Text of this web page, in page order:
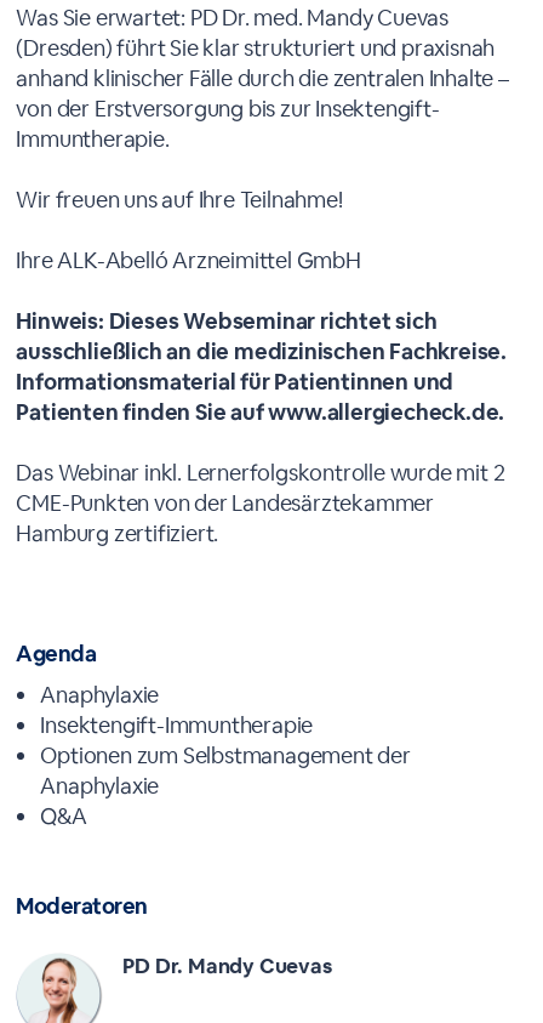
Was Sie erwartet: PD Dr. med. Mandy Cuevas
(Dresden) führt Sie klar strukturiert und praxisnah
anhand klinischer Fälle durch die zentralen Inhalte –
von der Erstversorgung bis zur Insektengift-
Immuntherapie.
Wir freuen uns auf Ihre Teilnahme!
Ihre ALK-Abelló Arzneimittel GmbH
Hinweis: Dieses Webseminar richtet sich
ausschließlich an die medizinischen Fachkreise.
Informationsmaterial für Patientinnen und
Patienten finden Sie aufwww.allergiecheck.de.
Das Webinar inkl. Lernerfolgskontrolle wurde mit 2
CME-Punkten von der Landesärztekammer
Hamburg zertifiziert.
Agenda
Anaphylaxie
Insektengift-Immuntherapie
Optionen zum Selbstmanagement der
Anaphylaxie
Q&A
Moderatoren
PD Dr. Mandy Cuevas